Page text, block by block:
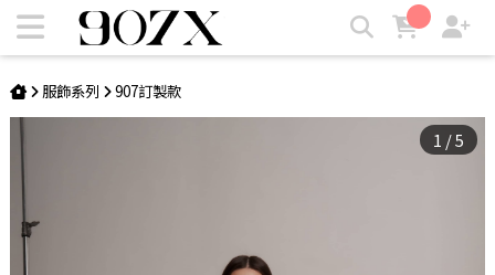
Boy's beauty合釦牛仔褲 | 907X
服飾系列 907訂製款
1 /5